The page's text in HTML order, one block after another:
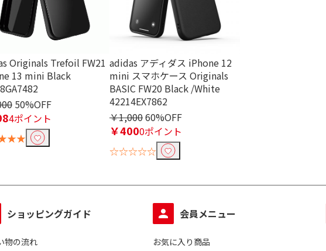
Originals Trefoil FW21
13 mini Black
50%OFF
4ポイント
adidas アディダス iPhone 12
mini スマホケース Originals
BASIC FW20 Black /White
42214EX7862
￥1,00060%OFF
￥4000ポイント
☆☆☆☆☆
ショッピングガイド
物の流れ
会員メニュー
お気に入り商品